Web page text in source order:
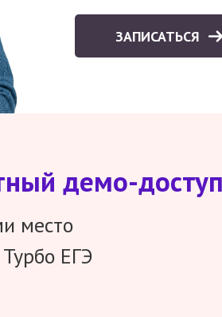
ЗАПИСАТЬСЯ
демо-доступ
место
ЕГЭ